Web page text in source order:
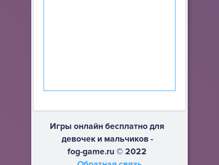
Игры онлайн бесплатно для
девочек и мальчиков -
fog-game.ru © 2022